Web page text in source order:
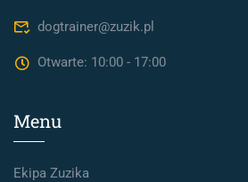
dogtrainer@zuzik.pl
Otwarte: 10:00 - 17:00
Menu
Ekipa Zuzika